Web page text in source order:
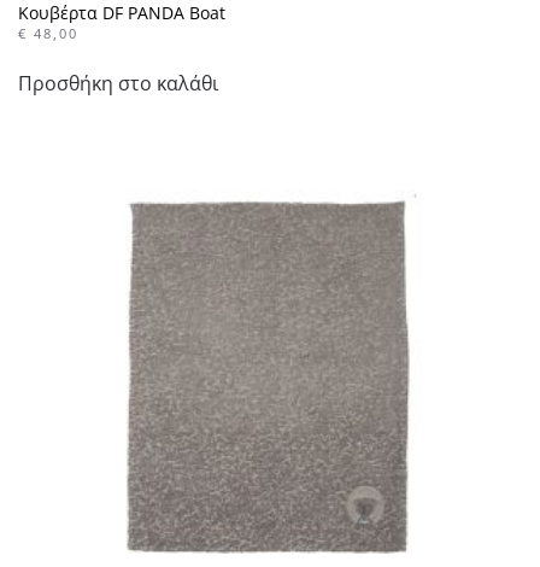
Κουβέρτα DF PANDA Boat
€ 48,00
Προσθήκη στο καλάθι